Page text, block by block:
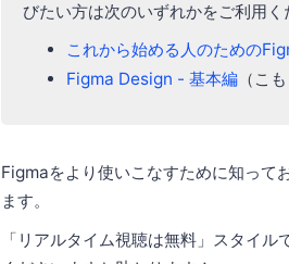
びたい方は次のいずれかをご利用く
これから始める人のための
Figma Design - 基本編 （こ
Figmaをより使いこなすために知って
ます。
「リアルタイム視聴は無料」スタイ